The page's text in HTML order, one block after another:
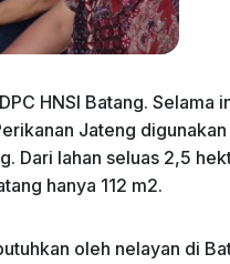
HNSI Batang. Selama
Jateng
Dari lahan seluas 2,5
hanya 112 m2.
oleh nelayan di